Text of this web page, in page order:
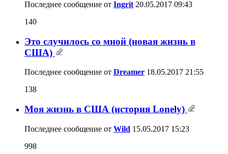
Последнее сообщение от Ingrit 20.05.2017 09:43
140
Это случилось со мной (новая жизнь в
США)
Последнее сообщение от Dreamer 18.05.2017 21:55
138
Моя жизнь в США (история Lonely)
Последнее сообщение от Wild 15.05.2017 15:23
998